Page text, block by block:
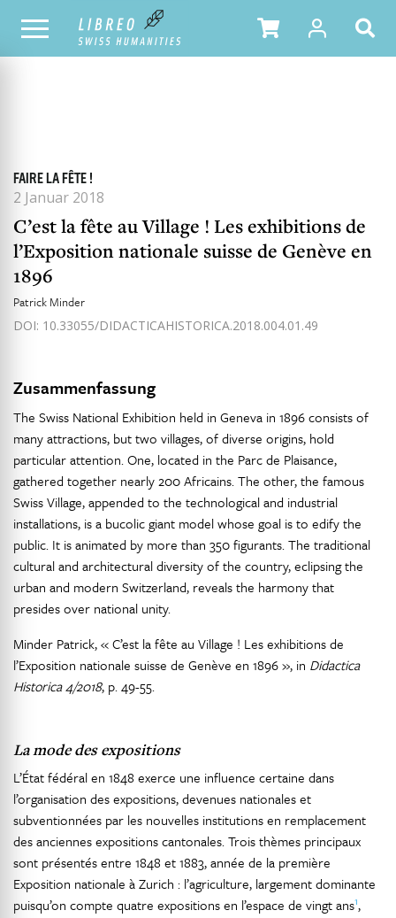
ALLE HEFTE INHALTSÜBERSICHT DER AUSGABE
FAIRE LA FÊTE !
2 Januar 2018
C’est la fête au Village ! Les exhibitions de
l’Exposition nationale suisse de Genève en
1896
Patrick Minder
DOI: 10.33055/DIDACTICAHISTORICA.2018.004.01.49
Zusammenfassung
The Swiss National Exhibition held in Geneva in 1896 consists of
many attractions, but two villages, of diverse origins, hold
particular attention. One, located in the Parc de Plaisance,
gathered together nearly 200 Africains. The other, the famous
Swiss Village, appended to the technological and industrial
installations, is a bucolic giant model whose goal is to edify the
public. It is animated by more than 350 figurants. The traditional
cultural and architectural diversity of the country, eclipsing the
urban and modern Switzerland, reveals the harmony that
presides over national unity.
Minder Patrick, « C’est la fête au Village ! Les exhibitions de
l’Exposition nationale suisse de Genève en 1896 », in Didactica
Historica 4/2018, p. 49-55.
La mode des expositions
L’État fédéral en 1848 exerce une influence certaine dans
l’organisation des expositions, devenues nationales et
subventionnées par les nouvelles institutions en remplacement
des anciennes expositions cantonales. Trois thèmes principaux
sont présentés entre 1848 et 1883, année de la première
Exposition nationale à Zurich : l’agriculture, largement dominante
puisqu’on compte quatre expositions en l’espace de vingt ans1,